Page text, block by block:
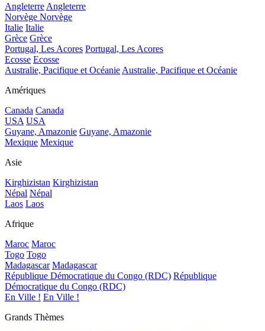
Angleterre Angleterre
Norvège Norvège
Italie Italie
Grèce Grèce
Portugal, Les Acores Portugal, Les Acores
Ecosse Ecosse
Australie, Pacifique et Océanie Australie, Pacifique et Océanie
Amériques
Canada Canada
USA USA
Guyane, Amazonie Guyane, Amazonie
Mexique Mexique
Asie
Kirghizistan Kirghizistan
Népal Népal
Laos Laos
Afrique
Maroc Maroc
Togo Togo
Madagascar Madagascar
République Démocratique du Congo (RDC) République
Démocratique du Congo (RDC)
En Ville ! En Ville !
Grands Thèmes